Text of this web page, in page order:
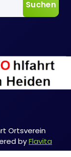
Ortsverein
byFlavita